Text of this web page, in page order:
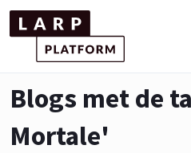
Blogs met de
Mortale'